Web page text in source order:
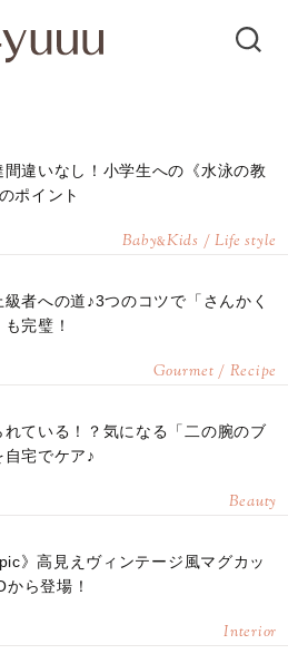
間違いなし！小学生への《水泳の教
ポイント
Baby&Kids / Life style
者への道♪3つのコツで「さんかく
完璧！
Gourmet / Recipe
れている！？気になる「二の腕のブ
宅でケア♪
Beauty
》高見えヴィンテージ風マグカッ
ら登場！
Interior